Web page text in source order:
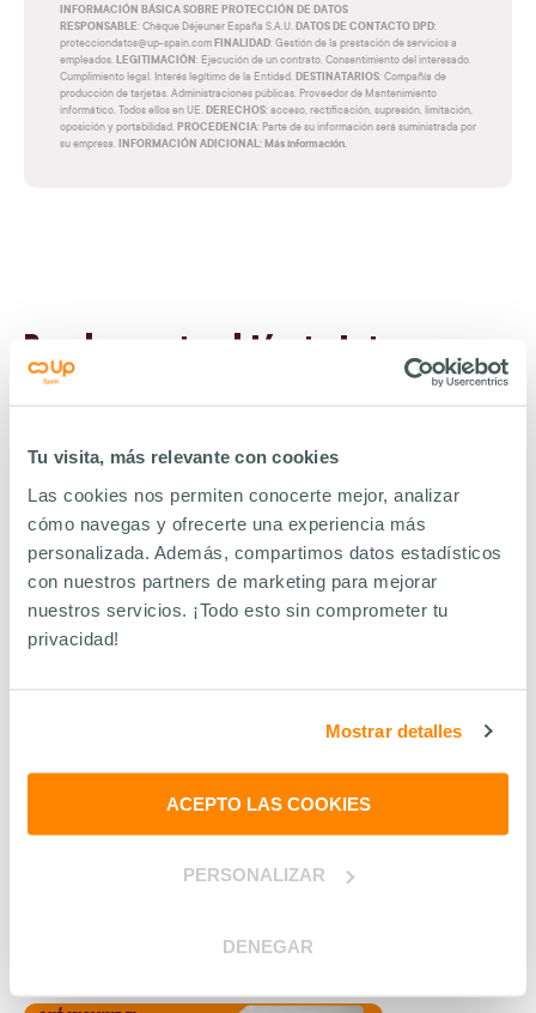
Tu visita, más relevante con cookies
Las cookies nos permiten conocerte mejor, analizar
cómo navegas y ofrecerte una experiencia más
personalizada. Además, compartimos datos estadísticos
con nuestros partners de marketing para mejorar
nuestros servicios. ¡Todo esto sin comprometer tu
privacidad!
Mostrar detalles
ACEPTO LAS COOKIES
PERSONALIZAR
DENEGAR
INFORMACIÓN BÁSICA SOBRE PROTECCIÓN DE DATOS
RESPONSABLE: Chèque Déjeuner España S.A.U. DATOS DE CONTACTO DPD:
protecciondatos@up-spain.comFINALIDAD: Gestión de la prestación de servicios a
empleados. LEGITIMACIÓN: Ejecución de un contrato. Consentimiento del interesado.
Cumplimiento legal. Interés legítimo de la Entidad. DESTINATARIOS: Compañía de
producción de tarjetas. Administraciones públicas. Proveedor de Mantenimiento
informático. Todos ellos en UE. DERECHOS: acceso, rectificación, supresión, limitación,
oposición y portabilidad. PROCEDENCIA: Parte de su información será suministrada por
su empresa. INFORMACIÓN ADICIONAL: Más información.
Puede que también te interese...
Los incentivos fiscales que tu
empresa está desaprovechando (y
que podrían atraer al mejor talento
sin subir el salario)
Saber más